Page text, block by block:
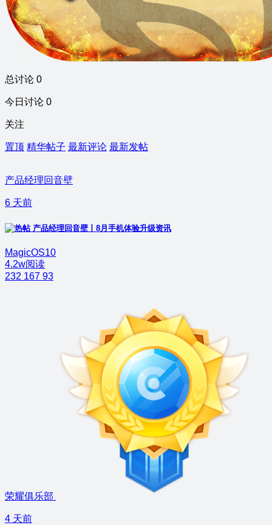
总讨论 0
今日讨论 0
关注
置顶 精华帖子 最新评论 最新发帖
产品经理回音壁
6 天前
产品经理回音壁丨8月手机体验升级资讯
MagicOS10
4.2w阅读
232 167 93
荣耀俱乐部
4 天前